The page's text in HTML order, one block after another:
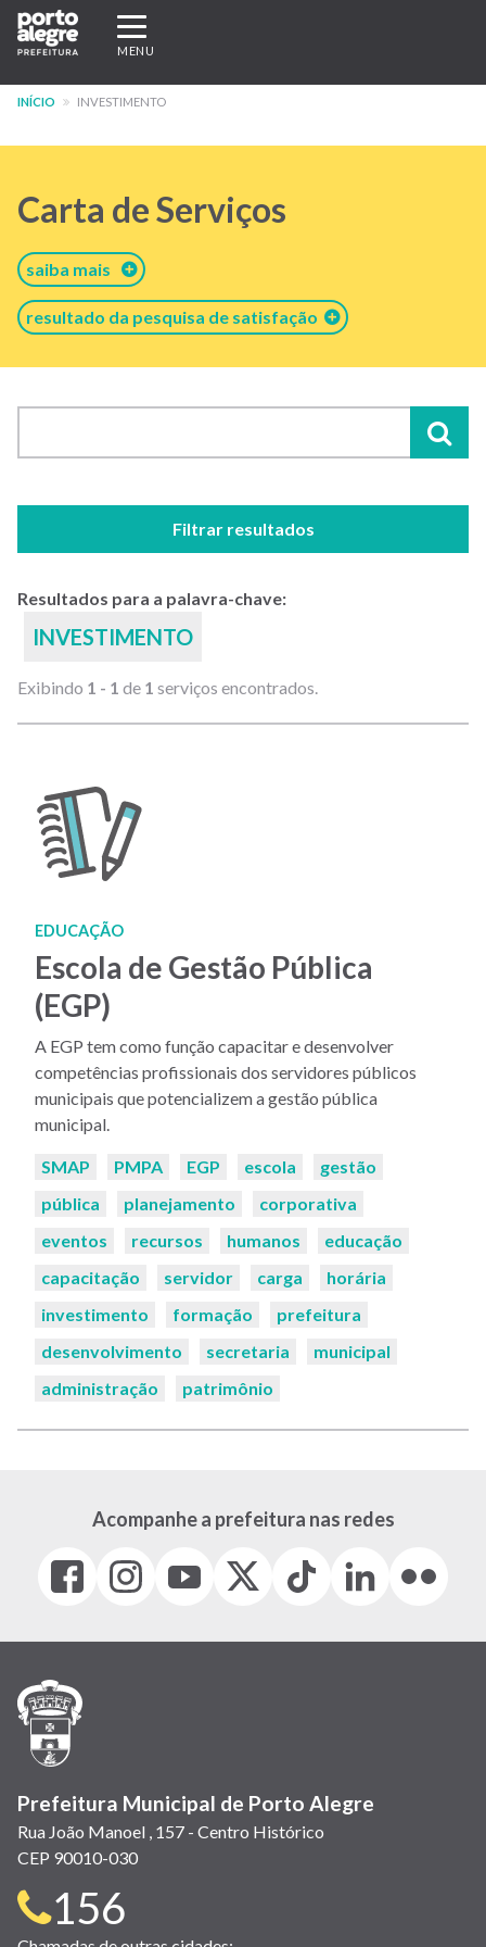
Pular
para
conteúdo
Expandir/recolher
navegação
MENU
INÍCIO INVESTIMENTO
Carta de Serviços
saiba mais
resultado da pesquisa de satisfação
Filtrar resultados
Resultados para a palavra-chave:
INVESTIMENTO
Exibindo 1 - 1 de 1 serviços encontrados.
EDUCAÇÃO
Escola de Gestão Pública
(EGP)
A EGP tem como função capacitar e desenvolver
competências profissionais dos servidores públicos
municipais que potencializem a gestão pública
municipal.
Palavras-
SMAP PMPA EGP escola
gestão
pública
planejamento
corporativa
eventos
recursos humanos
educação
capacitação
servidor carga
horária
investimento
formação
prefeitura
desenvolvimento
secretaria
municipal
administração
patrimônio
Acompanhe a prefeitura nas redes
Facebook
(link
em
janela)
Instagram
(link
em
(link
em
(Antigo
(link
Tiktok
(link
em
LinkedIn
(link
em
(link
em
Prefeitura Municipal de Porto Alegre
Rua João Manoel , 157 - Centro Histórico
CEP 90010-030
Telefone
156